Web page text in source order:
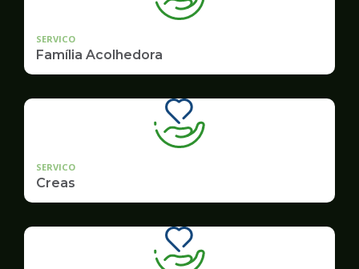
SERVICO
Família Acolhedora
SERVICO
Creas